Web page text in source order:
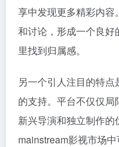
享中发现更多精彩内
和讨论，形成一个良
里找到归属感。
另一个引人注目的特
的支持。平台不仅仅
新兴导演和独立制作
mainstream影视市场